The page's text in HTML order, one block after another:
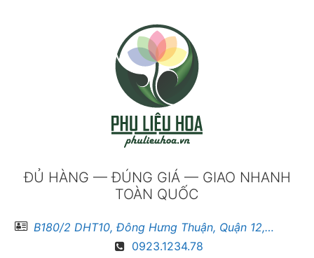
ĐỦ HÀNG — ĐÚNG GIÁ — GIAO NHANH
TOÀN QUỐC
B180/2 DHT10, Đông Hưng Thuận, Quận 12, Hồ Chí Minh
0923.1234.78